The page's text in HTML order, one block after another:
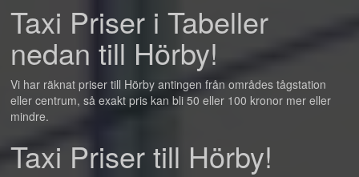
Taxi Priser i Tabeller
nedan till Hörby!
Vi har räknat priser till Hörby antingen från områdes tågstation
eller centrum, så exakt pris kan bli 50 eller 100 kronor mer eller
mindre.
Taxi Priser till Hörby!